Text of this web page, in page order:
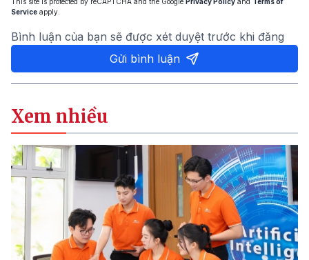
This site is protected by reCAPTCHA and the Google Privacy Policy and
Terms of
Service apply.
Bình luận của bạn sẽ được xét duyệt trước khi đăng
Gửi bình luận
Xem nhiều